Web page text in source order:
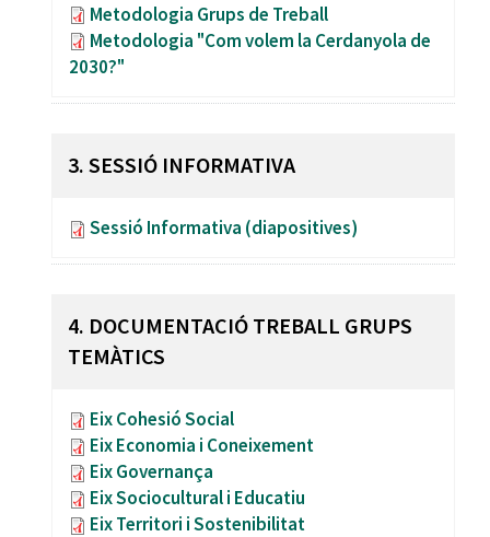
Metodologia Grups de Treball
Metodologia "Com volem la Cerdanyola de
2030?"
3. SESSIÓ INFORMATIVA
Sessió Informativa (diapositives)
4. DOCUMENTACIÓ TREBALL GRUPS
TEMÀTICS
Eix Cohesió Social
Eix Economia i Coneixement
Eix Governança
Eix Sociocultural i Educatiu
Eix Territori i Sostenibilitat